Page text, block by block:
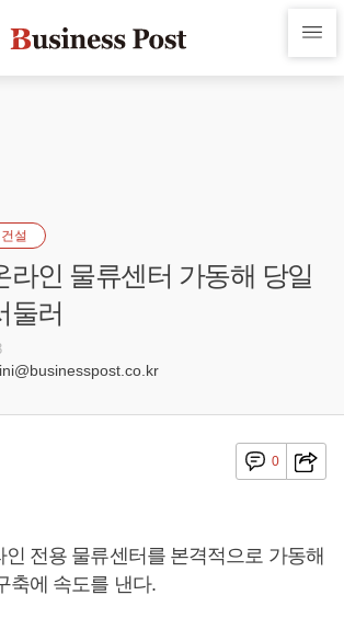
건설
라인 물류센터 가동해 당일
둘러
0
전용 물류센터를 본격적으로 가동해
축에 속도를 낸다.